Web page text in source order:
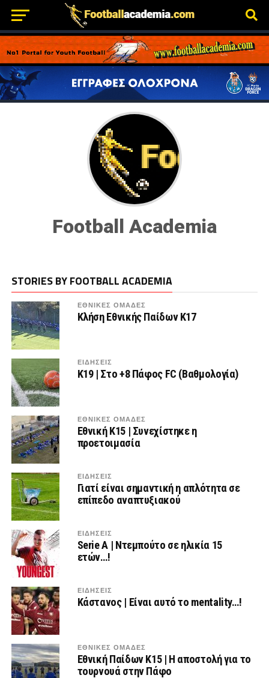
Football Academia
STORIES BY FOOTBALL ACADEMIA
ΕΘΝΙΚΕΣ ΟΜΑΔΕΣ
Κλήση Εθνικής Παίδων Κ17
ΕΙΔΗΣΕΙΣ
K19 | Στο +8 Πάφος FC (Βαθμολογία)
ΕΘΝΙΚΕΣ ΟΜΑΔΕΣ
Εθνική Κ15 | Συνεχίστηκε η
προετοιμασία
ΕΙΔΗΣΕΙΣ
Γιατί είναι σημαντική η απλότητα σε
επίπεδο αναπτυξιακού
ΕΙΔΗΣΕΙΣ
Serie A | Ντεμπούτο σε ηλικία 15
ετών…!
ΕΙΔΗΣΕΙΣ
Κάστανος | Είναι αυτό το mentality…!
ΕΘΝΙΚΕΣ ΟΜΑΔΕΣ
Εθνική Παίδων Κ15 | Η αποστολή για το
τουρνουά στην Πάφο